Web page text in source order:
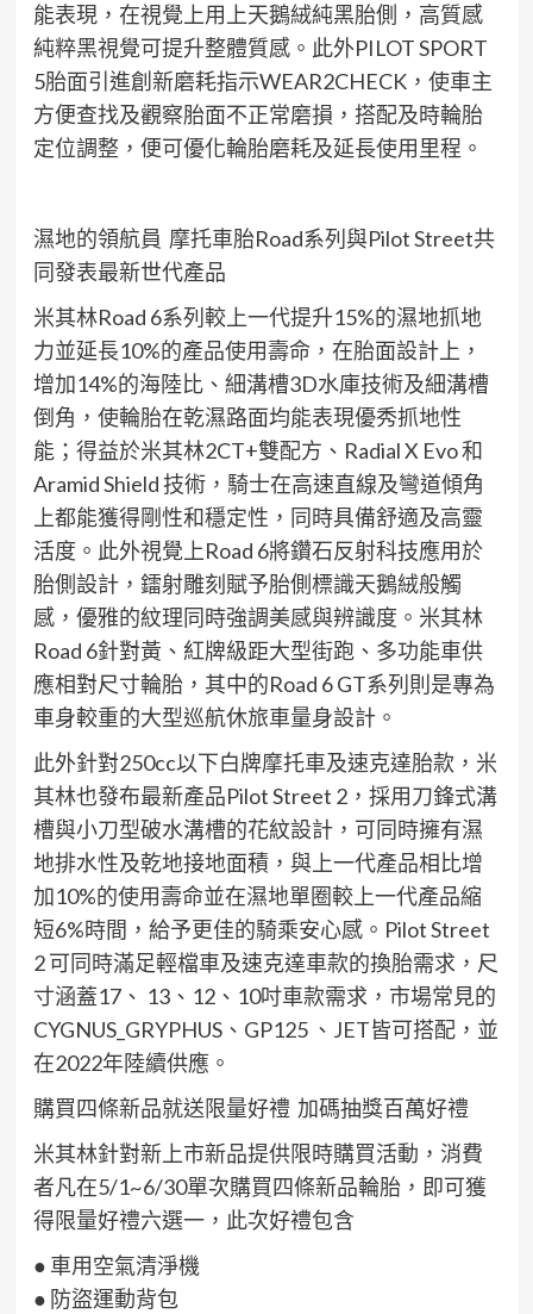
能表現，在視覺上用 上天鵝絨純黑胎側 ， 高質感
純粹黑視覺可提升整體質感。此外PILOT SPORT
5胎面引進創新磨耗指示WEAR2CHECK， 使車主
方便查找及觀察胎面不正常磨損， 搭配及時輪胎
定位調整， 便可優化輪胎磨耗及延長使用里程 。
濕地的領航員 摩托車胎Road系列與Pilot Street共
同發表最新世代產品
米其林Road 6系列較上一代提升15%的濕地抓地
力並延長10%的產品使用壽命， 在胎面設計上，
增加14%的海陸比、 細溝槽3D水庫技術及細溝槽
倒 角 ，使輪胎在乾濕路面均能表現優秀抓地性
能； 得益於米其林2CT+雙配方 、 Radial X Evo 和
Aramid Shield 技術，騎士在高速直線及彎道傾角
上都能獲得剛性和穩定性，同時具備舒適及高靈
活度。 此外視覺上Road 6將鑽石反射科技應用於
胎側設計，鐳射雕刻 賦予胎側標識天鵝絨般觸
感，優雅的紋理同時強調美感與辨識度。 米其林
Road 6針對黃、紅牌級距大型街跑、多功能車供
應相對尺寸輪胎，其中的Road 6 GT系列 則是專為
車身較重的大型巡航休旅車量身設計。
此外針對250cc以下白牌摩托車及速克達胎款， 米
其林也發布最新產品Pilot Street 2， 採用刀鋒式溝
槽與小刀型破水溝槽的花紋設計， 可同時擁有濕
地排水性及乾地接地面積， 與上一代產品相比增
加10%的使用壽命並在濕地單圈較上一代產品縮
短6%時間 ，給予更佳的騎乘安心感。Pilot Street
2 可同時滿足輕檔車及速克達車款的換胎需求 ， 尺
寸涵蓋17、 13、12、10吋車款需求，市場常見的
CYGNUS_GRYPHUS、GP125 、JET皆可搭配， 並
在2022年陸續供應。
購買四條新品就送限量好禮 加碼抽獎百萬好禮
米其林針對新上市新品提供限時購買活動 ， 消費
者凡在5/1~6/30單次購買四條新品輪胎，即可獲
得限量好禮六選一，此次好禮包含
● 車用空氣清淨機
● 防盜運動背包